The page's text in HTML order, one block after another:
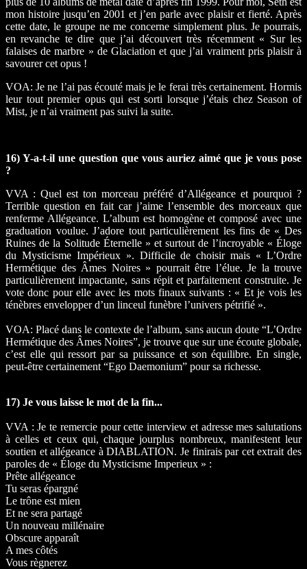
mon histoire jusqu’en 2001 et j’en parle avec plaisir et fierté. Après
cette date, le groupe ne me concerne simplement plus. Je pourrais,
en revanche te dire que j’ai découvert très récemment « Sur les
falaises de marbre » de Glaciation et que j’ai vraiment pris plaisir à
savourer cet opus !
VOA: Je ne l’ai pas écouté mais je le ferai très certainement. Hormis
leur tout premier opus qui est sorti lorsque j’étais chez Season of
Mist, je n’ai vraiment pas suivi la suite.
16) Y-a-t-il une question que vous auriez aimé que je vous pose
?
VVA : Quel est ton morceau préféré d’Allégeance et pourquoi ?
Terrible question en fait car j’aime l’ensemble des morceaux que
renferme Allégeance. L’album est homogène et composé avec une
graduation voulue. J’adore tout particulièrement les fins de « Des
Ruines de la Solitude Éternelle » et surtout de l’incroyable « Éloge
du Mysticisme Impérieux ». Difficile de choisir mais « L’Ordre
Hermétique des Âmes Noires » pourrait être l’élue. Je la trouve
particulièrement impactante, sans répit et parfaitement construite. Je
vote donc pour elle avec les mots finaux suivants : « Et je vois les
ténèbres envelopper d’un linceul funèbre l’univers pétrifié ».
VOA: Placé dans le contexte de l’album, sans aucun doute “L’Ordre
Hermétique des Âmes Noires”, je trouve que sur une écoute globale,
c’est elle qui ressort par sa puissance et son équilibre. En single,
peut-être certainement “Ego Daemonium” pour sa richesse.
17) Je vous laisse le mot de la fin...
VVA : Je te remercie pour cette interview et adresse mes salutations
à celles et ceux qui, chaque jourplus nombreux, manifestent leur
soutien et allégeance à DIABLATION. Je finirais par cet extrait des
paroles de « Éloge du Mysticisme Imperieux » :
Prête allégeance
Tu seras épargné
Le trône est mien
Et ne sera partagé
Un nouveau millénaire
Obscure apparaît
A mes côtés
Vous règnerez